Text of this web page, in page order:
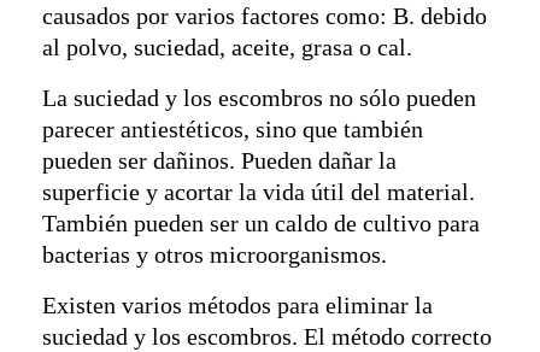
causados ​​por varios factores como: B. debido
al polvo, suciedad, aceite, grasa o cal.
La suciedad y los escombros no sólo pueden
parecer antiestéticos, sino que también
pueden ser dañinos. Pueden dañar la
superficie y acortar la vida útil del material.
También pueden ser un caldo de cultivo para
bacterias y otros microorganismos.
Existen varios métodos para eliminar la
suciedad y los escombros. El método correcto